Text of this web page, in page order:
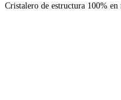
Cristalero de estructura 100% en